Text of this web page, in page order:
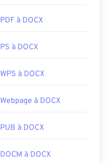
PDF à DOCX
PS à DOCX
WPS à DOCX
Webpage à DOCX
PUB à DOCX
DOCM à DOCX